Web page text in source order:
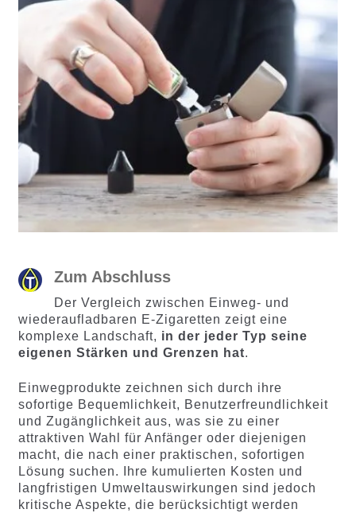
Zum Abschluss
Der Vergleich zwischen Einweg- und
wiederaufladbaren E-Zigaretten zeigt eine
komplexe Landschaft, in der jeder Typ seine
eigenen Stärken und Grenzen hat.
Einwegprodukte zeichnen sich durch ihre
sofortige Bequemlichkeit, Benutzerfreundlichkeit
und Zugänglichkeit aus, was sie zu einer
attraktiven Wahl für Anfänger oder diejenigen
macht, die nach einer praktischen, sofortigen
Lösung suchen. Ihre kumulierten Kosten und
langfristigen Umweltauswirkungen sind jedoch
kritische Aspekte, die berücksichtigt werden